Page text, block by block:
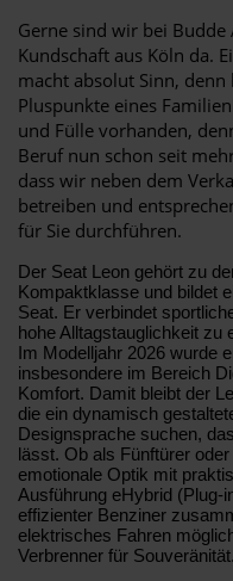
Gerne sind wir bei
Kundschaft aus Köln da.
macht absolut Sinn, denn
Pluspunkte eines
und Fülle vorhanden,
Beruf nun schon seit
dass wir neben dem
betreiben und
für Sie durchführen.
Der Seat Leon gehört zu
Kompaktklasse und bildet
Seat. Er verbindet
hohe Alltagstauglichkeit zu
Im Modelljahr 2026 wurde
insbesondere im Bereich
Komfort. Damit bleibt der
die ein dynamisch
Designsprache suchen,
lässt. Ob als Fünftürer
emotionale Optik mit
Ausführung eHybrid (Plug-
effizienter Benziner
elektrisches Fahren
Verbrenner für Souveränität.